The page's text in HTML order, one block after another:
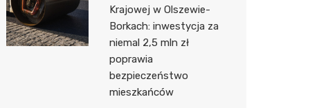
Krajowej w Olszewie-
Borkach: inwestycja za
niemal 2,5 mln zł
poprawia
bezpieczeństwo
mieszkańców